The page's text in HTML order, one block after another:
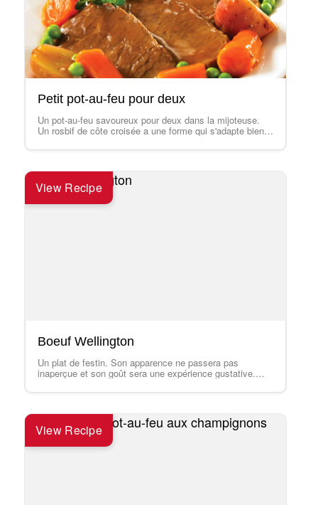
Petit pot-au-feu pour deux
Un pot-au-feu savoureux pour deux dans la mijoteuse.
Un rosbif de côte croisée a une forme qui s'adapte bien à
View Recipe
Boeuf Wellington
Un plat de festin. Son apparence ne passera pas
inaperçue et son goût sera une expérience gustative.
View Recipe